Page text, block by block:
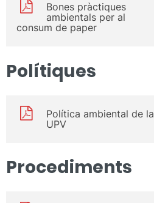
Bones pràctiques
ambientals per al
consum de paper
Polítiques
Política ambiental de la
UPV
Procediments